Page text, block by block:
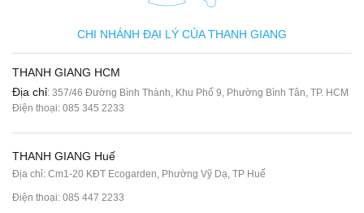
CHI NHÁNH ĐẠI LÝ CỦA THANH GIANG
THANH GIANG HCM
Địa chỉ: 357/46 Đường Bình Thành, Khu Phố 9, Phường Bình Tân, TP. HCM
Điện thoại: 085 345 2233
THANH GIANG Huế
Địa chỉ: Cm1-20 KĐT Ecogarden, Phường Vỹ Dạ, TP Huế
Điện thoại: 085 447 2233